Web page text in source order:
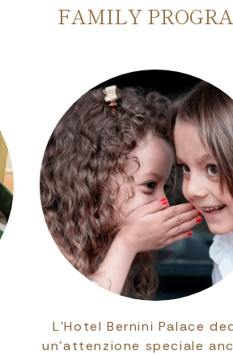
FAMILY
L’Hotel Bernini Palace
un’attenzione speciale